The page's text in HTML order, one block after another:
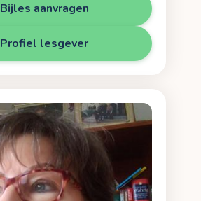
Bijles aanvragen
Profiel lesgever